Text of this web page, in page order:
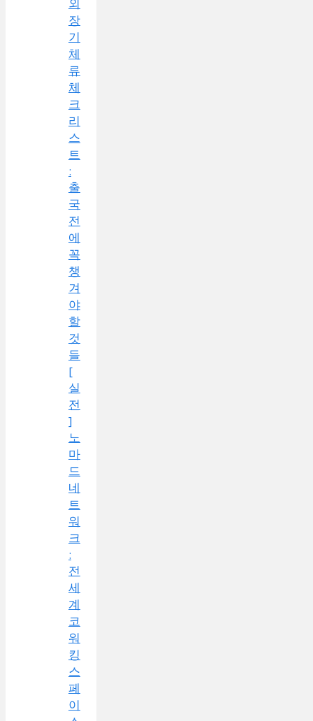
장
기
체
류
체
크
리
스
트
:
출
국
전
에
꼭
챙
겨
야
할
것
들
[
실
전
]
노
마
드
네
트
워
크
:
전
세
계
코
워
킹
스
페
이